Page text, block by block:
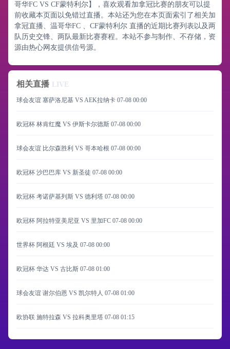
哥华FC VS CF蒙特利尔】，喜欢观看加拿冠比赛的朋友可以提
前收藏本页面以免错过直播。本站还为您在本页面索引了相关加
拿冠直播、温哥华FC 、CF蒙特利尔 直播的近期比赛列表以及两
队历史交锋、两队最新比赛赛程。本站不参与制作、不存储，资
源由热心网友提供信号源。
相关直播 LIVE
球会友谊 塞萨洛尼基 VS AEK拉纳卡 07-08 00:00
欧冠杯 林肯红魔 VS 伊斯卡尔德斯 07-08 00:00
球会友谊 比尔森胜利 VS 哥本哈根 07-08 00:00
欧冠杯 沙巴巴库 VS 新圣徒 07-08 00:00
欧冠杯 考诺萨基列斯 VS 德利塔 07-08 00:00
欧冠杯 阿拉特亚美尼亚 VS 里加FC 07-08 00:00
世界杯 阿根廷 VS 埃及 07-08 00:00
欧冠杯 华达 VS 古比斯 07-08 01:00
球会友谊 谢尔伯恩 VS 凯尔特人 07-08 01:00
欧协联 施特拉森 VS 拉科奥里塔 07-08 01:15